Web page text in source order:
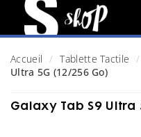
Accueil Tablette Tactile
Ultra 5G (12/256 Go)
Galaxy Tab S9 Ultra